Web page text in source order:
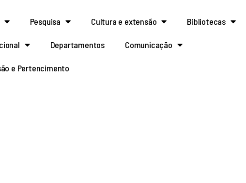
Pesquisa Cultura e extensão Bibliotecas
Departamentos Comunicação
e Pertencimento